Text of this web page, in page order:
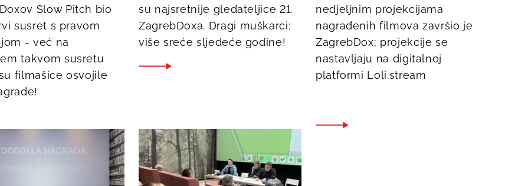
Slow Pitch bio
susret s pravom
- već na
takvom susretu
filmašice osvojile
su najsretnije gledateljice 21.
ZagrebDoxa. Dragi muškarci:
više sreće sljedeće godine!
nedjeljnim projekcijama
nagrađenih filmova završio je
ZagrebDox; projekcije se
nastavljaju na digitalnoj
platformi Loli.stream